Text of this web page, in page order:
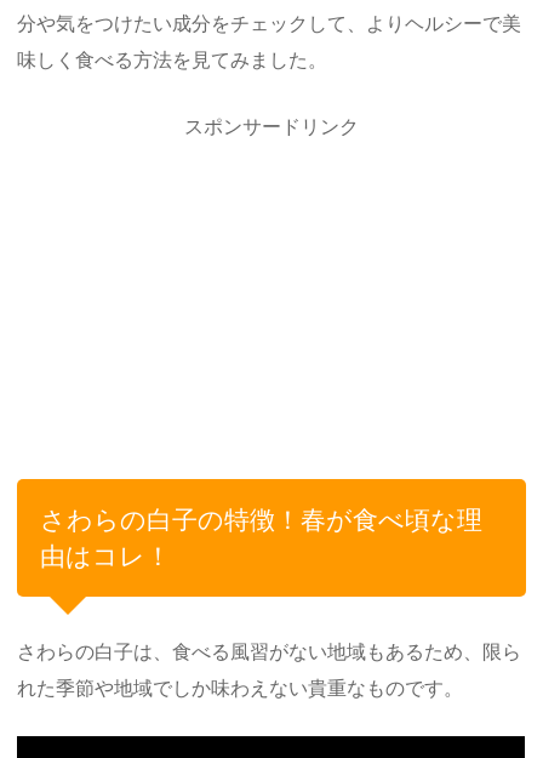
分や気をつけたい成分をチェックして、よりヘルシーで美
味しく食べる方法を見てみました。
スポンサードリンク
さわらの白子の特徴！春が食べ頃な理
由はコレ！
さわらの白子は、食べる風習がない地域もあるため、限ら
れた季節や地域でしか味わえない貴重なものです。